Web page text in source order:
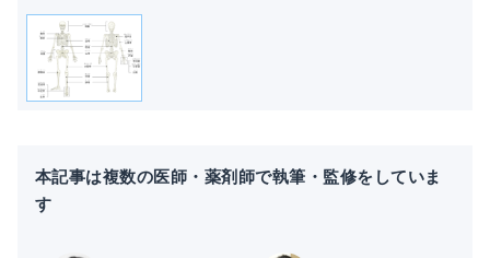
本記事は複数の医師・薬剤師で執筆・監修をしていま
す